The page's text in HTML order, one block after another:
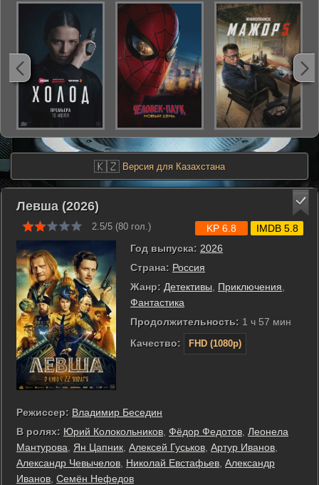
🇰🇿 Версия для Казахстана
Левша (2026)
2.5/5 (80 гол.)
Год выпуска: 2026
Страна: Россия
Жанр: Детективы Приключения
Фантастика
Продолжительность: 1 ч 57 мин
Качество:
FHD (1080p)
KP 6.8 IMDB 5.8
Режиссер: Владимир Беседин
В ролях: Юрий Колокольников Фёдор Федотов Леонела
Мантурова
Ян Цапник Алексей Гуськов Артур Иванов
Александр Чевычелов Николай Евстафьев Александр
Иванов Семён Нефедов